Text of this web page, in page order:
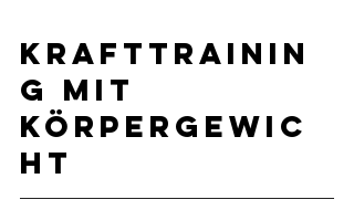
Krafttrainin
g mit
Körpergewic
ht